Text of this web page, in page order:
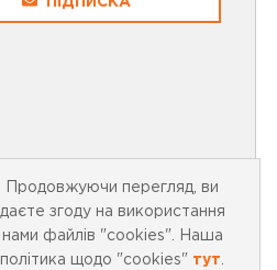
Продовжуючи перегляд, ви
даєте згоду на використання
нами файлів "cookies". Наша
політика щодо "cookies" тут